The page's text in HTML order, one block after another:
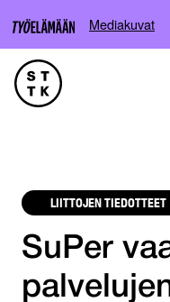
Mediakuvat
LIITTOJEN TIEDOTTEET
SuPer